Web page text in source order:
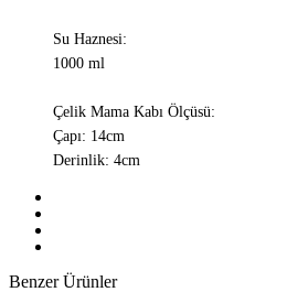
Su Haznesi:
1000 ml
Çelik Mama Kabı Ölçüsü:
Çapı: 14cm
Derinlik: 4cm
Benzer Ürünler